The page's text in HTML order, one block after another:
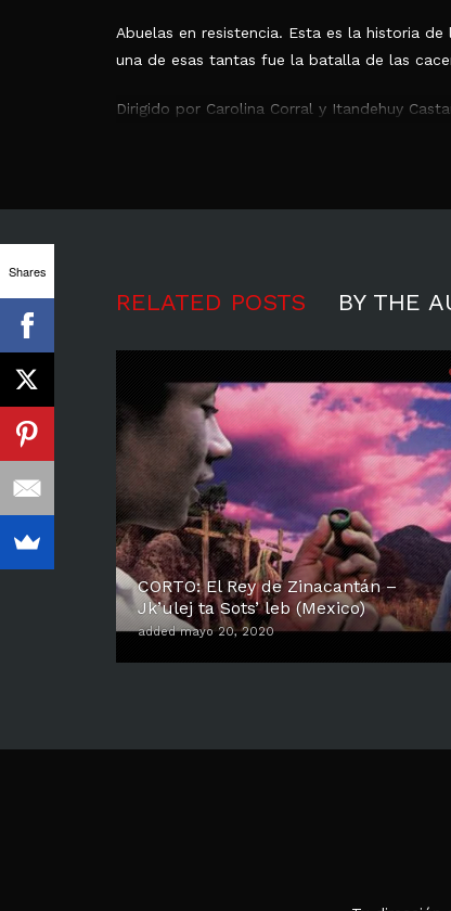
Abuelas en resistencia. Esta es la historia
una de esas tantas fue la batalla de las
Dirigido por Carolina Corral y Itandehuy
RELATED POSTS BY THE
CORTO: El Rey de Zinacantán –
Jk’ulej ta Sots’ leb (Mexico)
added mayo 20, 2020
Shares